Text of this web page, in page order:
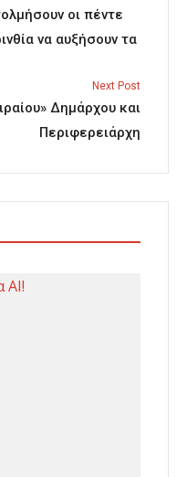
οι πέντε
να αυξήσουν τα
Next Post
Δημάρχου και
Περιφερειάρχη